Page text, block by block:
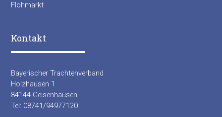
Flohmarkt
Kontakt
Bayerischer Trachtenverband
Holzhausen 1
84144 Geisenhausen
Tel: 08741/94977120